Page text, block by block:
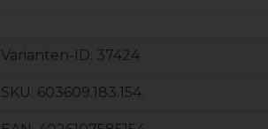
Varianten-ID: 37424
SKU: 603609.183.154.